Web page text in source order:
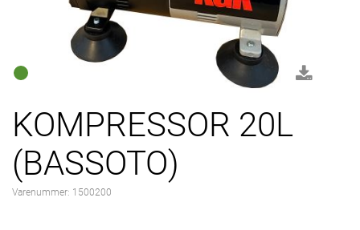
KOMPRESSOR 20L
(BASSOTO)
Varenummer: 1500200